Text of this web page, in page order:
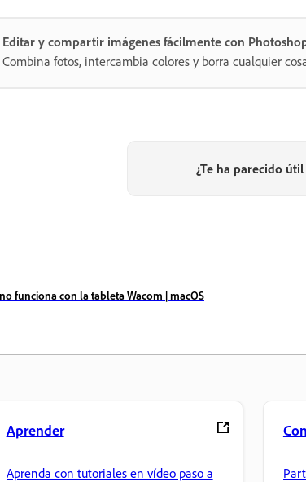
Editar y compartir imágenes fácilmente con
Combina fotos, intercambia colores y borra cualquier
¿Te ha parecido
funciona con la tableta Wacom | macOS
Aprender
Aprenda con tutoriales en vídeo paso a